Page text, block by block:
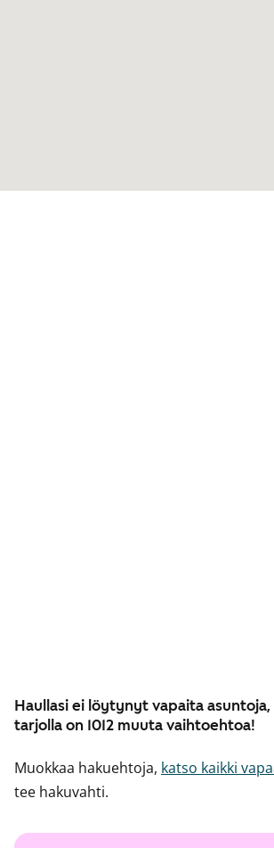
Haullasi ei löytynyt vapaita
tarjolla on 1012 muuta vaihtoehtoa!
Muokkaa hakuehtoja, katso kaikki
tee hakuvahti.